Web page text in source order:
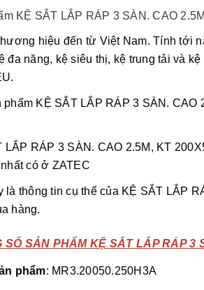
KỆ SẮT LẮP RÁP 3 SÀN. CAO
hiệu đến từ Việt Nam. Tính tới
đa năng, kệ siêu thị, kệ trung tải và
KỆ SẮT LẮP RÁP 3 SÀN. CAO
LẮP RÁP 3 SÀN. CAO 2.5M, KT
có ở ZATEC
là thông tin cụ thể của KỆ SẮT LẮP
hàng.
SỐ SẢN PHẨM KỆ SẮT LẮP RÁP 3
phẩm: MR3.20050.250H3A